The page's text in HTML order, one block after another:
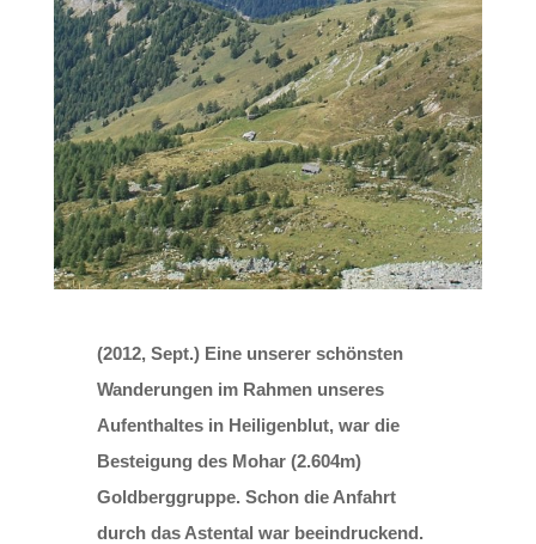
(2012, Sept.) Eine unserer schönsten
Wanderungen im Rahmen unseres
Aufenthaltes in Heiligenblut, war die
Besteigung des Mohar (2.604m)
Goldberggruppe. Schon die Anfahrt
durch das Astental war beeindruckend.